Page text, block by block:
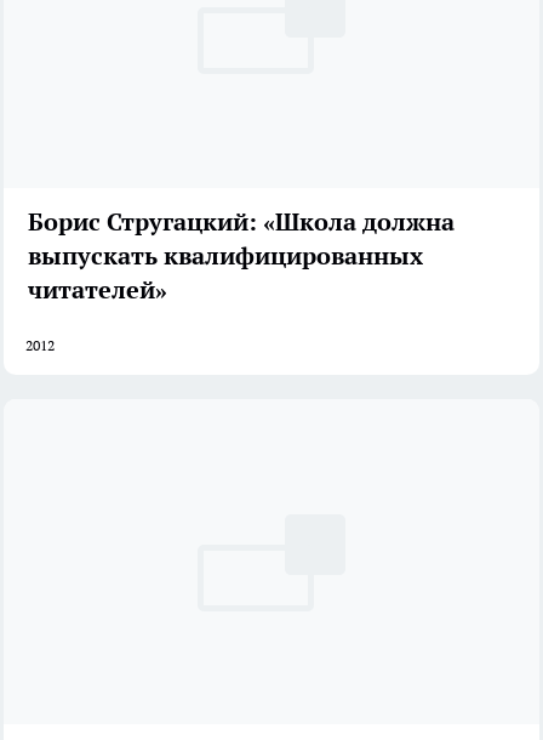
Борис Стругацкий: «Школа должна
выпускать квалифицированных
читателей»
2012